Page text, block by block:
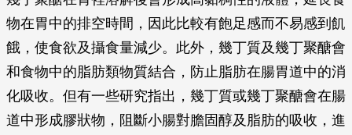
物在胃中的排空時間，因此比較有飽足感而不易感到飢
餓，使食欲及攝食量減少。此外，幾丁質及幾丁聚醣會
和食物中的脂肪類物質結合，防止脂肪在腸胃道中的消
化吸收。但有一些研究指出，幾丁質或幾丁聚醣會在腸
道中形成膠狀物，阻斷小腸對膽固醇及脂肪的吸收，進